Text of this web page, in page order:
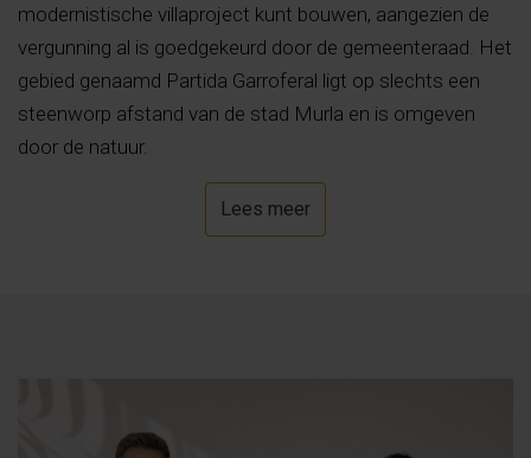
modernistische villaproject kunt bouwen, aangezien de
vergunning al is goedgekeurd door de gemeenteraad. Het
gebied genaamd Partida Garroferal ligt op slechts een
steenworp afstand van de stad Murla en is omgeven
door de natuur.
Lees meer